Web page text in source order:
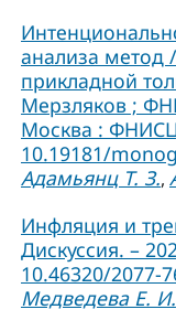
анализа метод
прикладной
Мерзляков ;
Москва :
10.19181/
Адамьянц Т. З.,
Инфляция и
Дискуссия. –
10.46320/2077-
Медведева Е. И.